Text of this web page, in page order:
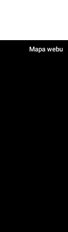
Mapa webu